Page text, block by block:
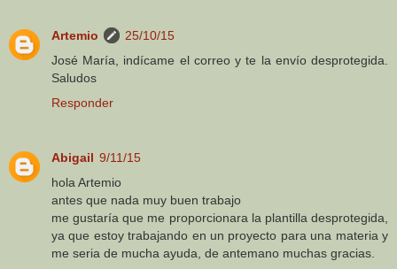
Artemio
25/10/15
José María, indícame el correo y te la envío desprotegida.
Saludos
Responder
Abigail 9/11/15
hola Artemio
antes que nada muy buen trabajo
me gustaría que me proporcionara la plantilla desprotegida,
ya que estoy trabajando en un proyecto para una materia y
me seria de mucha ayuda, de antemano muchas gracias.